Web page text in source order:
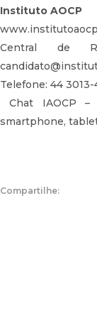
Instituto AOCP
Central de
Telefone: 44
Chat IAOCP
smartphone,